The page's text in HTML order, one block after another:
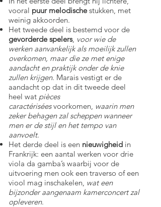
vooral puur melodischestukken, met
weinig akkoorden.
Het tweede deel is bestemd voor de
gevorderde spelers, voor wie de
werken aanvankelijk als moeilijk zullen
overkomen, maar die ze met enige
aandacht en praktijk onder de knie
zullen krijgen. Marais vestigt er de
aandacht op dat in dit tweede deel
heel wat pièces
caractériséesvoorkomen, waarin men
zeker behagen zal scheppen wanneer
men er de stijl en het tempo van
aanvoelt.
Het derde deel is een nieuwigheid in
Frankrijk: een aantal werken voor drie
viola da gamba’s waarbij voor de
uitvoering men ook een traverso of een
viool mag inschakelen, wat een
bijzonder aangenaam kamerconcert zal
opleveren.